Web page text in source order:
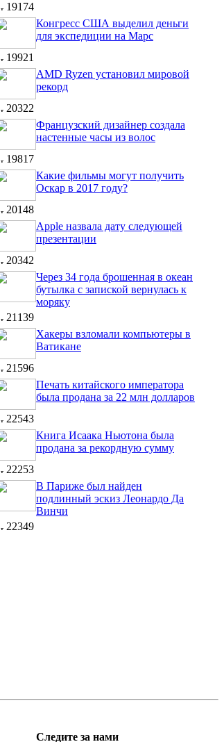
19174
Конгресс США выделил деньги
для экспедиции на Марс
19921
AMD Ryzen установил мировой
рекорд
20322
Французский дизайнер создала
настенные часы из волос
19817
Какие фильмы могут получить
Оскар в 2017 году?
20148
Apple назвала дату следующей
презентации
20342
Через 34 года брошенная в океан
бутылка с запиской вернулась к
моряку
21139
Хакеры взломали компьютеры в
Ватикане
21596
Печать китайского императора
была продана за 22 млн долларов
22543
Книга Исаака Ньютона была
продана за рекордную сумму
22253
В Париже был найден
подлинный эскиз Леонардо Да
Винчи
22349
Следите за нами